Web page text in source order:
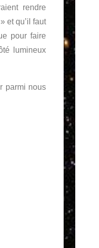
rendre
et qu’il faut
pour faire
lumineux
parmi nous